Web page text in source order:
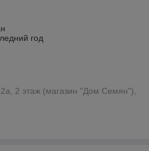
год
2 этаж (магазин "Дом Семян"),